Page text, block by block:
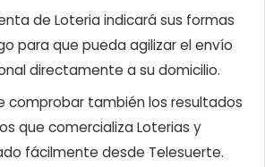
de Loteria indicará sus formas
para que pueda agilizar el envío
directamente a su domicilio.
comprobar también los resultados
que comercializa Loterias y
fácilmente desde Telesuerte.